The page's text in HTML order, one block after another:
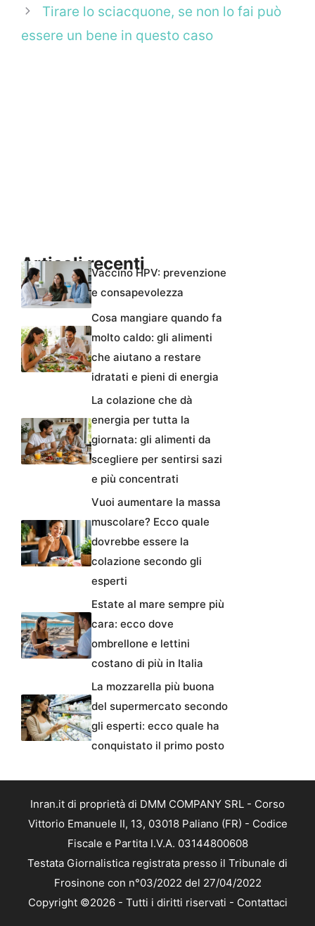
Tirare lo sciacquone, se non lo fai può
essere un bene in questo caso
Articoli recentiVaccino HPV: prevenzione
e consapevolezza
Cosa mangiare quando fa
molto caldo: gli alimenti
che aiutano a restare
idratati e pieni di energia
La colazione che dà
energia per tutta la
giornata: gli alimenti da
scegliere per sentirsi sazi
e più concentrati
Vuoi aumentare la massa
muscolare? Ecco quale
dovrebbe essere la
colazione secondo gli
esperti
Estate al mare sempre più
cara: ecco dove
ombrellone e lettini
costano di più in Italia
La mozzarella più buona
del supermercato secondo
gli esperti: ecco quale ha
conquistato il primo posto
Inran.it di proprietà di DMM COMPANY SRL - Corso
Vittorio Emanuele II, 13, 03018 Paliano (FR) - Codice
Fiscale e Partita I.V.A. 03144800608
Testata Giornalistica registrata presso il Tribunale di
Frosinone con n°03/2022 del 27/04/2022
Copyright ©2026 - Tutti i diritti riservati - Contattaci